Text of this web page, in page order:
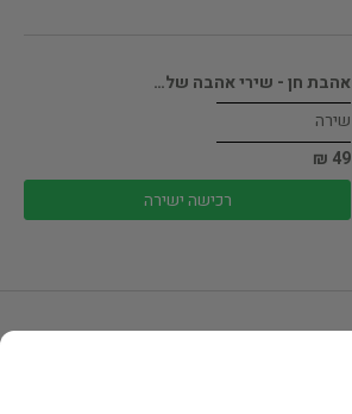
אהבת חן - שירי אהבה של…
שירה
49 ₪
רכישה ישירה
המדריך הרשמי ted לדיבור בפני קהל